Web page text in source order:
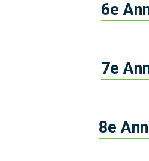
6e
7e
8e